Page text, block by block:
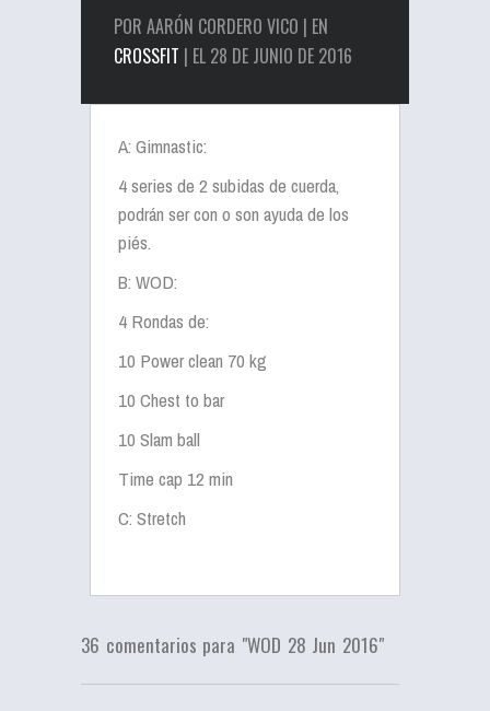
POR AARÓN CORDERO VICO | EN
CROSSFIT | EL 28 DE JUNIO DE 2016
A: Gimnastic:
4 series de 2 subidas de cuerda,
podrán ser con o son ayuda de los
piés.
B: WOD:
4 Rondas de:
10 Power clean 70 kg
10 Chest to bar
10 Slam ball
Time cap 12 min
C: Stretch
36 comentarios para "WOD 28 Jun 2016"